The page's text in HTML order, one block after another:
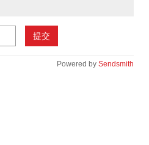
提交
Powered by Sendsmith